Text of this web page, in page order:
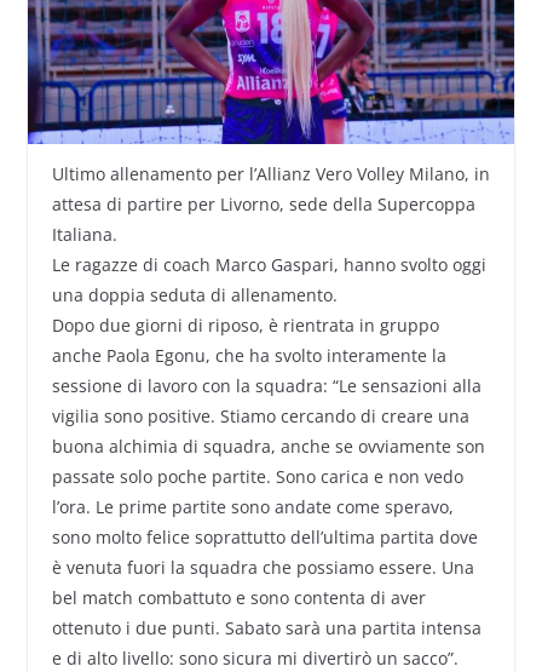
Ultimo allenamento per l’Allianz Vero Volley Milano, in
attesa di partire per Livorno, sede della Supercoppa
Italiana.
Le ragazze di coach Marco Gaspari, hanno svolto oggi
una doppia seduta di allenamento.
Dopo due giorni di riposo, è rientrata in gruppo
anche Paola Egonu, che ha svolto interamente la
sessione di lavoro con la squadra: “Le sensazioni alla
vigilia sono positive. Stiamo cercando di creare una
buona alchimia di squadra, anche se ovviamente son
passate solo poche partite. Sono carica e non vedo
l’ora. Le prime partite sono andate come speravo,
sono molto felice soprattutto dell’ultima partita dove
è venuta fuori la squadra che possiamo essere. Una
bel match combattuto e sono contenta di aver
ottenuto i due punti. Sabato sarà una partita intensa
e di alto livello: sono sicura mi divertirò un sacco”.